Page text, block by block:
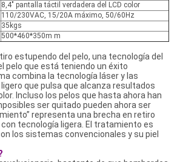
8,4" pantalla táctil verdadera del LCD color
110/230VAC, 15/20A máximo, 50/60Hz
35kgs
500*460*350m m
estupendo del pelo, una tecnología del
pelo que está teniendo un éxito
combina la tecnología láser y las
que pulsa que alcanza resultados
Incluso los pelos que hasta ahora han
ser quitado pueden ahora ser
representa una brecha en retiro
tecnología ligera. El tratamiento es
los sistemas convencionales y su piel